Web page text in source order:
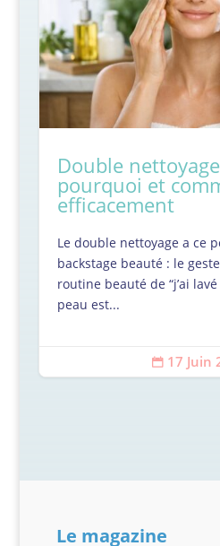
Double
pourquoi et
efficacement
Le double nettoyage a ce
backstage beauté : le
routine beauté de “j’ai
peau est...
 17 Juin
Le magazine